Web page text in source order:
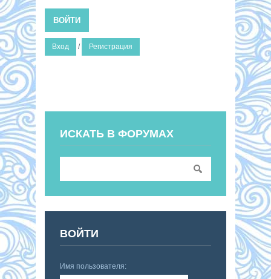
ВОЙТИ
Вход / Регистрация
ИСКАТЬ В ФОРУМАХ
ВОЙТИ
Имя пользователя: